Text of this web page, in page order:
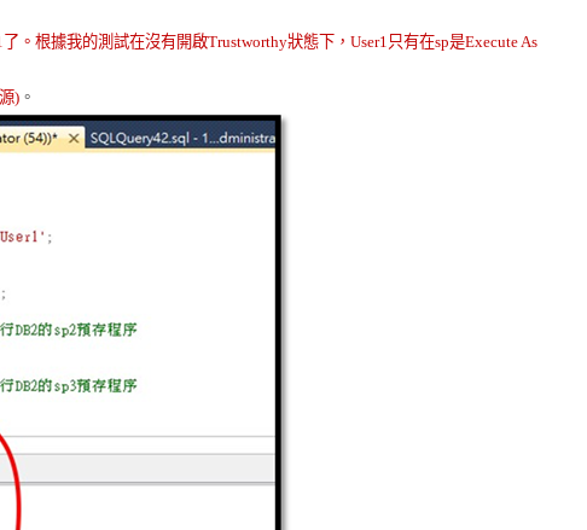
了。根據我的測試在沒有開啟Trustworthy狀態下， User1 只有在sp是Execute As
) 。